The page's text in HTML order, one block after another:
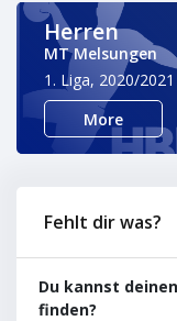
Herren
MT Melsungen
1. Liga, 2020/2021
More
Fehlt dir was?
Du kannst
finden?